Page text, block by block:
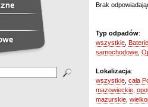
Brak
Typ odpadów:
wszystkie Baterie
samochodowe
Lokalizacja:
wszystkie cała
mazowieckie
mazurskie